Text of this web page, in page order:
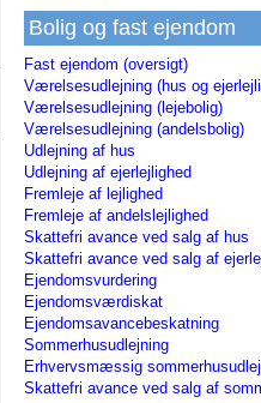
Bolig og fast ejendom
Fast ejendom (oversigt)
Værelsesudlejning (hus og
Værelsesudlejning (lejebolig)
Værelsesudlejning (andelsbolig)
Udlejning af hus
Udlejning af ejerlejlighed
Fremleje af lejlighed
Fremleje af andelslejlighed
Skattefri avance ved salg af hus
Skattefri avance ved salg af
Ejendomsvurdering
Ejendomsværdiskat
Ejendomsavancebeskatning
Sommerhusudlejning
Erhvervsmæssig
Skattefri avance ved salg af